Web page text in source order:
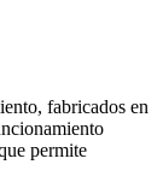
fabricados en
permite